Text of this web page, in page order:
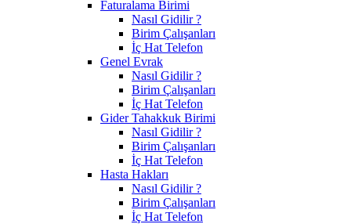
Faturalama Birimi
Nasıl Gidilir ?
Birim Çalışanları
İç Hat Telefon
Genel Evrak
Nasıl Gidilir ?
Birim Çalışanları
İç Hat Telefon
Gider Tahakkuk Birimi
Nasıl Gidilir ?
Birim Çalışanları
İç Hat Telefon
Hasta Hakları
Nasıl Gidilir ?
Birim Çalışanları
İç Hat Telefon